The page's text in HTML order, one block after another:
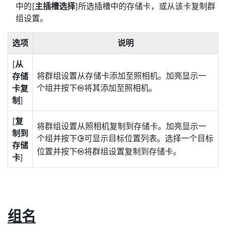
中的[主插槽选择]所选插槽中的存储卡，或从该卡复制群
组设置。
选项 说明
[从
存储
卡复
制]
将群组设置从存储卡添加至照相机。加亮显示一
个组并按下J将其添加至照相机。
[复
制到
存储
卡]
将群组设置从照相机复制到存储卡。加亮显示一
个组并按下2可显示目标位置列表。选择一个目标
位置并按下J将群组设置复制到存储卡。
组名